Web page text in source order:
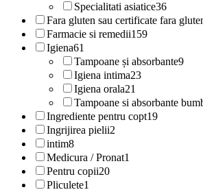
Specialitati asiatice36
Fara gluten sau certificate fara
Farmacie si remedii159
Igiena61
Tampoane și absorbante9
Igiena intima23
Igiena orala21
Tampoane si absorbante
Ingrediente pentru copt19
Ingrijirea pielii2
intim8
Medicura / Pronat1
Pentru copii20
Pliculete1